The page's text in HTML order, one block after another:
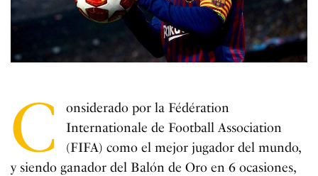
C
onsiderado por la Fédération
Internationale de Football Association
(FIFA) como el mejor jugador del mundo,
y siendo ganador del Balón de Oro en 6 ocasiones,